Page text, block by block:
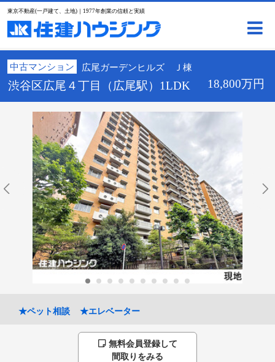
東京不動産(一戸建て、土地)｜1977年創業の信頼と実績
中古マンション 広尾ガーデンヒルズ Ｊ棟
渋谷区広尾４丁目（広尾駅）1LDK 18,800万円
★ペット相談 ★エレベーター
無料会員登録して
間取りをみる